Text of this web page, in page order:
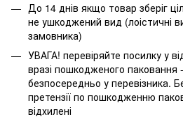
До 14 днів якщо товар зберіг
не ушкоджений вид (лоістичні
замовника)
УВАГА! перевіряйте посилку у
вразі пошкодженого паковання
безпосередньо у перевізника.
претензії по пошкодженню
відхилені